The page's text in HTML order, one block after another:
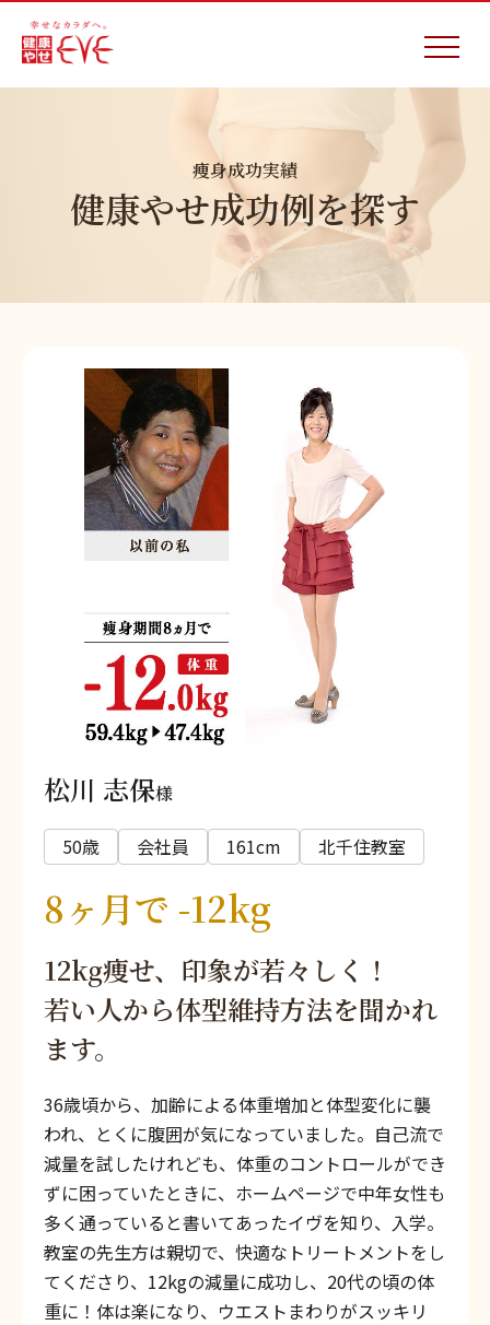
痩身成功実績
健康やせ成功例を探す
松川 志保様
50歳 会社員 161cm 北千住教室
8ヶ月で -12kg
12kg痩せ、印象が若々しく！
若い人から体型維持方法を聞かれ
ます。
36歳頃から、加齢による体重増加と体型変化に襲
われ、とくに腹囲が気になっていました。自己流で
減量を試したけれども、体重のコントロールができ
ずに困っていたときに、ホームページで中年女性も
多く通っていると書いてあったイヴを知り、入学。
教室の先生方は親切で、快適なトリートメントをし
てくださり、12kgの減量に成功し、20代の頃の体
重に！体は楽になり、ウエストまわりがスッキリ